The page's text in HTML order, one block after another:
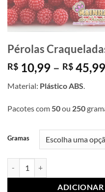
Pérolas
R$ 10,99 – R$ 45,99
Material: Plástico ABS.
Pacotes com50ou 250
Gramas
ADICIONAR